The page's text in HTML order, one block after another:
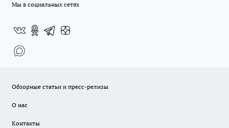
Мы в социальных сетях
Обзорные статьи и пресс-релизы
О нас
Контакты